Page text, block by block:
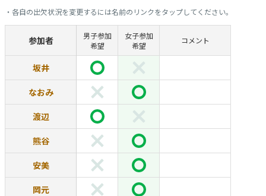
・各自の出欠状況を変更するには名前のリンクをタップしてください。
参加者
男子参加
希望
女子参加
希望
コメント
坂井
なおみ
渡辺
熊谷
安美
岡元